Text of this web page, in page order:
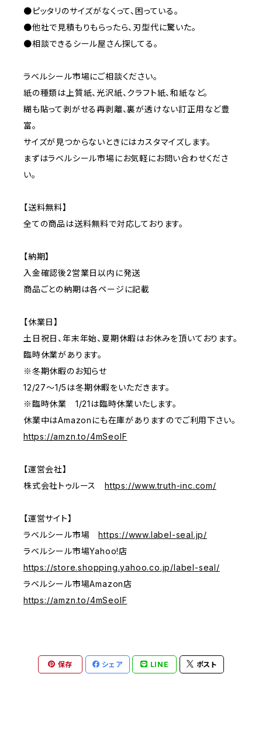
●ピッタリのサイズがなくって、困っている。
●他社で見積もりもらったら、刃型代に驚いた。
●相談できるシール屋さん探してる。
ラベルシール市場にご相談ください。
紙の種類は上質紙、光沢紙、クラフト紙、和紙など。
糊も貼って剥がせる再剥離、裏が透けない訂正用など豊
富。
サイズが見つからないときにはカスタマイズします。
まずはラベルシール市場にお気軽にお問い合わせくださ
い。
【送料無料】
全ての商品は送料無料で対応しております。
【納期】
入金確認後2営業日以内に発送
商品ごとの納期は各ページに記載
【休業日】
土日祝日、年末年始、夏期休暇はお休みを頂いております。
臨時休業があります。
※冬期休暇のお知らせ
12/27〜1/5は冬期休暇をいただきます。
※臨時休業 1/21は臨時休業いたします。
休業中はAmazonにも在庫がありますのでご利用下さい。
https://amzn.to/4mSeoIF
【運営会社】
株式会社トゥルース https://www.truth-inc.com/
【運営サイト】
ラベルシール市場https://www.label-seal.jp/
ラベルシール市場Yahoo!店
https://store.shopping.yahoo.co.jp/label-seal/
ラベルシール市場Amazon店
https://amzn.to/4mSeoIF
保存 シェア LINE ポスト